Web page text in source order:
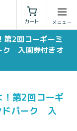
カート
取引法に基づく表示
第2回コーギーミ
ク 入園券付きオ
第2回コーギ
ドパーク 入